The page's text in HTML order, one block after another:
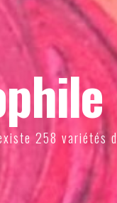
258 variétés